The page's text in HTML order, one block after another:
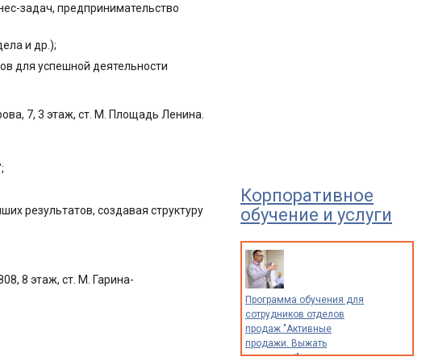
Корпоративное
обучение и услуги
Программа обучения для
сотрудников отделов
продаж "Активные
продажи. Выжать
максимум!"
задач, предпринимательство
и др.);
для успешной деятельности
7, 3 этаж, ст. М. Площадь Ленина.
результатов, создавая структуру
8 этаж, ст. М. Гарина-